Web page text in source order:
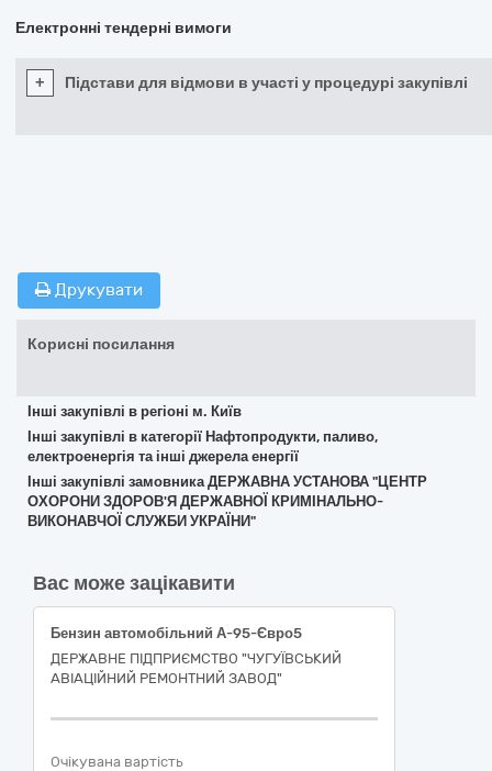
Електронні тендерні вимоги
+ Підстави для відмови в участі у процедурі закупівлі
Друкувати
Корисні посилання
Інші закупівлі в регіоні м. Київ
Інші закупівлі в категорії Нафтопродукти, паливо,
електроенергія та інші джерела енергії
Інші закупівлі замовника ДЕРЖАВНА УСТАНОВА "ЦЕНТР
ОХОРОНИ ЗДОРОВ'Я ДЕРЖАВНОЇ КРИМІНАЛЬНО-
ВИКОНАВЧОЇ СЛУЖБИ УКРАЇНИ"
Вас може зацікавити
Бензин автомобільний А-95-Євро5
ДЕРЖАВНЕ ПІДПРИЄМСТВО "ЧУГУЇВСЬКИЙ
АВІАЦІЙНИЙ РЕМОНТНИЙ ЗАВОД"
Очікувана вартість